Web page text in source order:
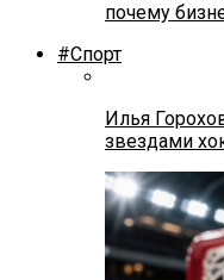
почему
#Спорт
Илья
звездами